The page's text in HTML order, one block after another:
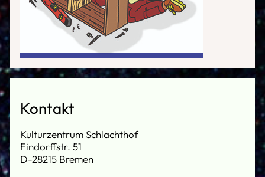
Kontakt
Kulturzentrum Schlachthof
Findorffstr. 51
D-28215 Bremen